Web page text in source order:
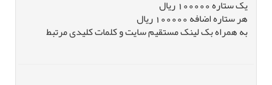
یک ستاره 100000 ریال
هر ستاره اضافه 100000 ریال
به همراه بک لینک مستقیم سایت و کلمات کلیدی مرتبط